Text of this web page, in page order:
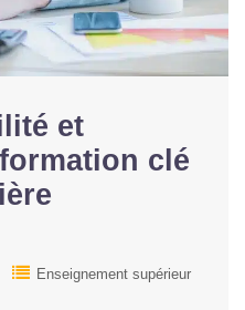
et
clé
Enseignement supérieur